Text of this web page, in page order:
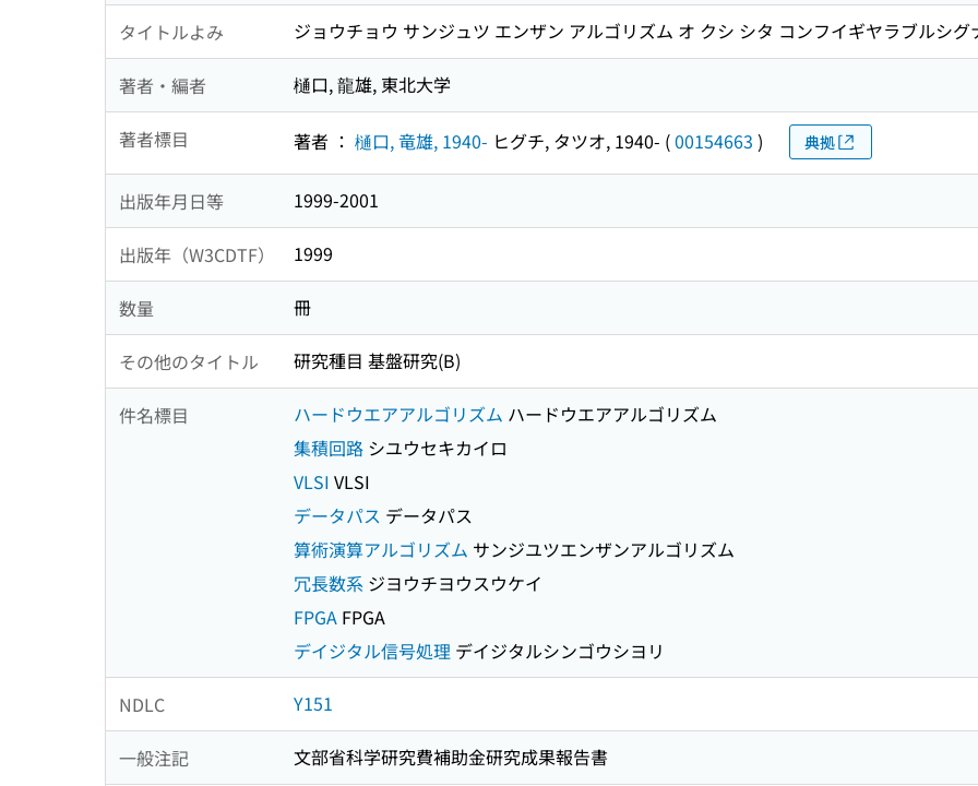
タイトルよみ ジョウチョウ サンジュツ エンザン アルゴリズム オ クシ シタ コンフイギヤラブルシ
著者・編者 樋口, 龍雄, 東北大学
著者標目 著者 ： 樋口, 竜雄, 1940- ヒグチ, タツオ, 1940- (00154663 ) 典拠
出版年月日等 1999-2001
出版年（W3CDTF） 1999
数量 冊
その他のタイトル 研究種目 基盤研究(B)
件名標目 ハードウエアアルゴリズム ハードウエアアルゴリズム
集積回路 シユウセキカイロ
VLSI VLSI
データパス データパス
算術演算アルゴリズム サンジユツエンザンアルゴリズム
冗長数系 ジヨウチヨウスウケイ
FPGA FPGA
デイジタル信号処理 デイジタルシンゴウシヨリ
NDLC Y151
一般注記 文部省科学研究費補助金研究成果報告書